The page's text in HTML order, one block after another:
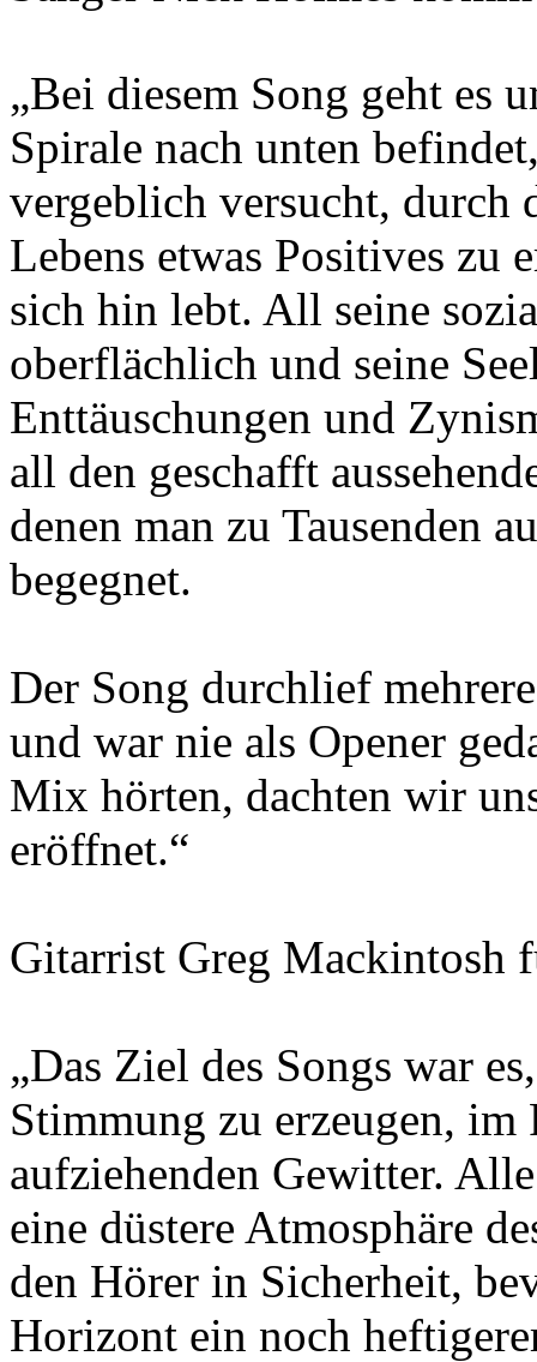
„Bei diesem Song geht es
Spirale nach unten
vergeblich versucht, durch
Lebens etwas Positives zu
sich hin lebt. All seine
oberflächlich und seine
Enttäuschungen und
all den geschafft
denen man zu Tausenden
begegnet.
Der Song durchlief
und war nie als Opener
Mix hörten, dachten wir
eröffnet.“
Gitarrist Greg Mackintosh
„Das Ziel des Songs war
Stimmung zu erzeugen,
aufziehenden Gewitter.
eine düstere Atmosphäre
den Hörer in Sicherheit,
Horizont ein noch